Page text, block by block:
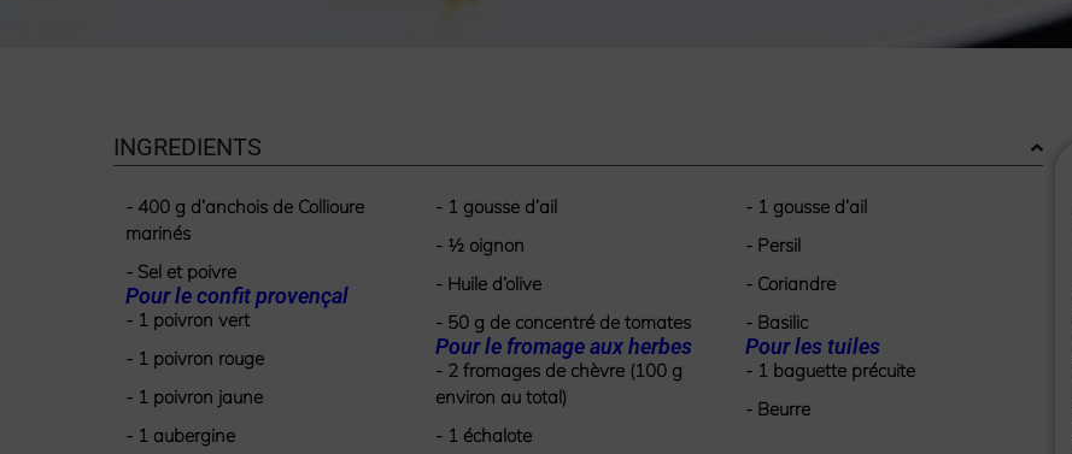
INGREDIENTS
- 400 g d’anchois de Collioure
marinés
- Sel et poivre
Pour le confit provençal
- 1 poivron vert
- 1 poivron rouge
- 1 poivron jaune
- 1 aubergine
- 1 gousse d’ail
- ½ oignon
- Huile d’olive
- 50 g de concentré de tomates
Pour le fromage aux herbes
- 2 fromages de chèvre (100 g
environ au total)
- 1 échalote
- 1 gousse d’ail
- Persil
- Coriandre
- Basilic
Pour les tuiles
- 1 baguette précuite
- Beurre